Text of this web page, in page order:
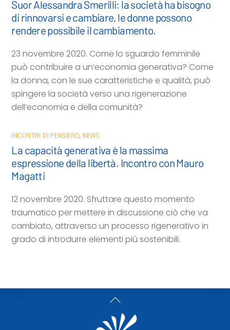
Suor Alessandra Smerilli: la società ha bisogno
di rinnovarsi e cambiare, le donne possono
rendere possibile il cambiamento.
23 novembre 2020. Come lo sguardo femminile
può contribuire a un’economia generativa? Come
la donna, con le sue caratteristiche e qualità, può
spingere la società verso una rigenerazione
dell’economia e della comunità?
INCONTRI DI PENSIERO, NEWS
La capacità generativa è la massima
espressione della libertà. Incontro con Mauro
Magatti
12 novembre 2020. Sfruttare questo momento
traumatico per mettere in discussione ciò che va
cambiato, attraverso un processo rigenerativo in
grado di introdurre elementi più sostenibili.
Back
To
Top